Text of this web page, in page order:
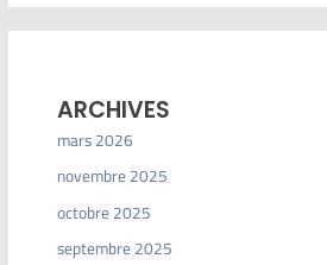
ARCHIVES
mars 2026
novembre 2025
octobre 2025
septembre 2025